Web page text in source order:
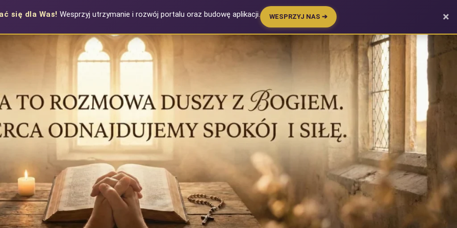
się dla Was! Wesprzyj utrzymanie i rozwój portalu oraz budowę aplikacji. WESPRZYJ NAS ➔ ×